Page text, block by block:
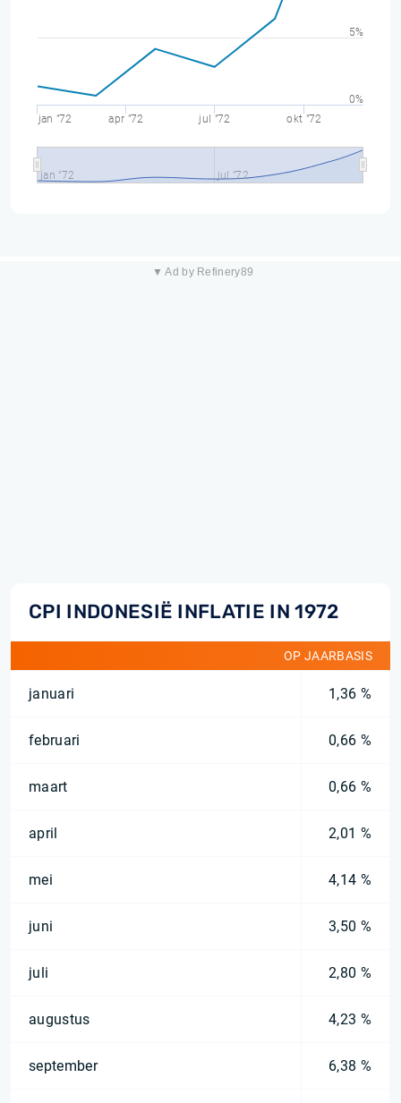
jan "72 apr "72 jul "72 okt "72
jan "72 jul "72
0%
5%
▼ Ad by Refinery89
CPI INDONESIË INFLATIE IN 1972
OP JAARBASIS
januari 1,36 %
februari 0,66 %
maart 0,66 %
april 2,01 %
mei 4,14 %
juni 3,50 %
juli 2,80 %
augustus 4,23 %
september 6,38 %